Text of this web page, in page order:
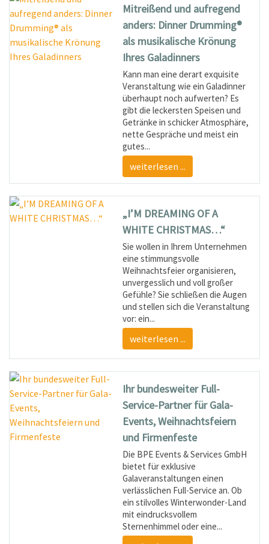
Mitreißend und aufregend
anders: Dinner Drumming®
als musikalische Krönung
Ihres Galadinners
Kann man eine derart exquisite
Veranstaltung wie ein Galadinner
überhaupt noch aufwerten? Es
gibt die leckersten Speisen und
Getränke in schicker Atmosphäre,
nette Gespräche und meist ein
gutes...
weiterlesen ...
„I’M DREAMING OF A
WHITE CHRISTMAS…“
Sie wollen in Ihrem Unternehmen
eine stimmungsvolle
Weihnachtsfeier organisieren,
unvergesslich und voll großer
Gefühle? Sie schließen die Augen
und stellen sich die Veranstaltung
vor: ein...
weiterlesen ...
Ihr bundesweiter Full-
Service-Partner für Gala-
Events, Weihnachtsfeiern
und Firmenfeste
Die BPE Events & Services GmbH
bietet für exklusive
Galaveranstaltungen einen
verlässlichen Full-Service an. Ob
ein stilvolles Winterwonder-Land
mit eindrucksvollem
Sternenhimmel oder eine...